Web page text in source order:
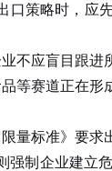
策略时，
应盲目跟进
等赛道正在
量标准》要
制企业建立